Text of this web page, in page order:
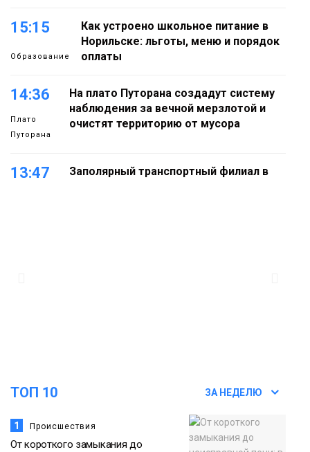
15:15
Образование
Как устроено школьное питание в
Норильске: льготы, меню и порядок
оплаты
14:36
Плато
Путорана
На плато Путорана создадут систему
наблюдения за вечной мерзлотой и
очистят территорию от мусора
13:47
Заполярный транспортный филиал в
ТОП 10 ЗА НЕДЕЛЮ
1 Происшествия
От короткого замыкания до